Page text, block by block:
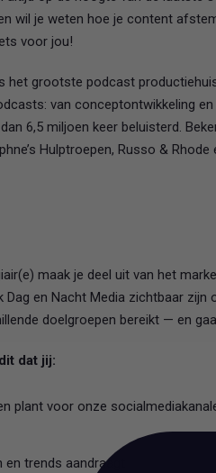
wil je weten hoe je content
voor jou!
het grootste podcast
van conceptontwikkeling
6,5 miljoen keer beluisterd.
Hulptroepen, Russo &
maak je deel uit van het
en Nacht Media zichtbaar
doelgroepen bereikt — en
dat jij:
plant voor onze
trends aandraagt